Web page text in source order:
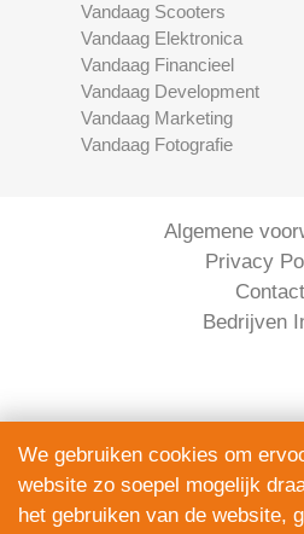
Vandaag Scooters
Vandaag Elektronica
Vandaag Financieel
Vandaag Development
Vandaag Marketing
Vandaag Fotografie
Algemene
Privacy
Contact
Bedrijven
Serviceright Koeriers
The Right Service B.V.
We gebruiken cookies om
website zo soepel mogelijk
het gebruiken van de website,